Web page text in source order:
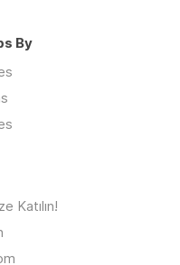
By
Katılın!